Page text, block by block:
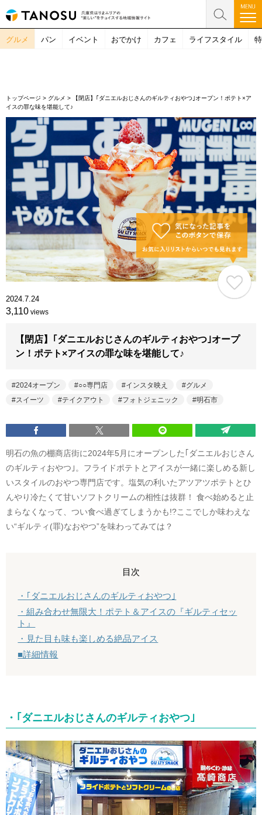
グルメ パン イベント おでかけ カフェ ライフスタイル
トップページ > グルメ >
【閉店】｢ダニエルおじさんのギルティおやつ｣オープン！ポテト×ア
イスの罪な味を堪能して♪
2024.7.24
3,110 views
【閉店】｢ダニエルおじさんのギルティおやつ｣オープ
ン！ポテト×アイスの罪な味を堪能して♪
2024オープン ○○専門店 インスタ映え
グルメ
スイーツ
テイクアウト フォトジェニック 明石市
明石の魚の棚商店街に2024年5月にオープンした｢ダニエルおじさん
のギルティおやつ｣。フライドポテトとアイスが一緒に楽しめる新し
いスタイルのおやつ専門店です。塩気の利いたアツアツポテトとひ
んやり冷たくて甘いソフトクリームの相性は抜群！ 食べ始めると止
まらなくなって、つい食べ過ぎてしまうかも!?ここでしか味わえな
い“ギルティ(罪)なおやつ”を味わってみては？
目次
・｢ダニエルおじさんのギルティおやつ｣
・組み合わせ無限大！ポテト＆アイスの『ギルティセッ
ト』
・見た目も味も楽しめる絶品アイス
■詳細情報
・｢ダニエルおじさんのギルティおやつ｣